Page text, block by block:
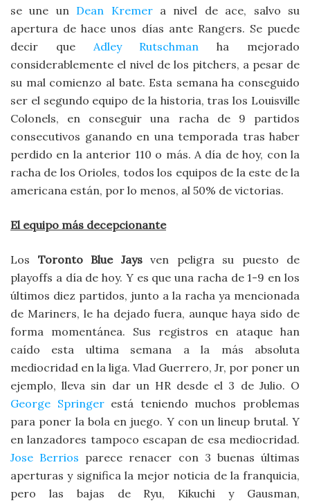
se une un Dean Kremera nivel de ace, salvo su
apertura de hace unos días ante Rangers. Se puede
decir que Adley Rutschman ha mejorado
considerablemente el nivel de los pitchers, a pesar de
su mal comienzo al bate. Esta semana ha conseguido
ser el segundo equipo de la historia, tras los Louisville
Colonels, en conseguir una racha de 9 partidos
consecutivos ganando en una temporada tras haber
perdido en la anterior 110 o más. A día de hoy, con la
racha de los Orioles, todos los equipos de la este de la
americana están, por lo menos, al 50% de victorias.
El equipo más decepcionante
Los Toronto Blue Jays ven peligra su puesto de
playoffs a día de hoy. Y es que una racha de 1-9 en los
últimos diez partidos, junto a la racha ya mencionada
de Mariners, le ha dejado fuera, aunque haya sido de
forma momentánea. Sus registros en ataque han
caído esta ultima semana a la más absoluta
mediocridad en la liga. Vlad Guerrero, Jr, por poner un
ejemplo, lleva sin dar un HR desde el 3 de Julio. O
George Springerestá teniendo muchos problemas
para poner la bola en juego. Y con un lineup brutal. Y
en lanzadores tampoco escapan de esa mediocridad.
Jose Berrios parece renacer con 3 buenas últimas
aperturas y significa la mejor noticia de la franquicia,
pero las bajas de Ryu, Kikuchi y Gausman,